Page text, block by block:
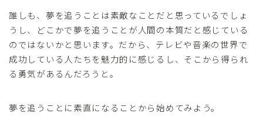
誰しも、夢を追うことは素敵なことだと思っているでしょ
うし、どこかで夢を追うことが人間の本質だと感じている
のではないかと思います。だから、テレビや音楽の世界で
成功している人たちを魅力的に感じるし、そこから得られ
る勇気があるんだろうと。
夢を追うことに素直になることから始めてみよう。